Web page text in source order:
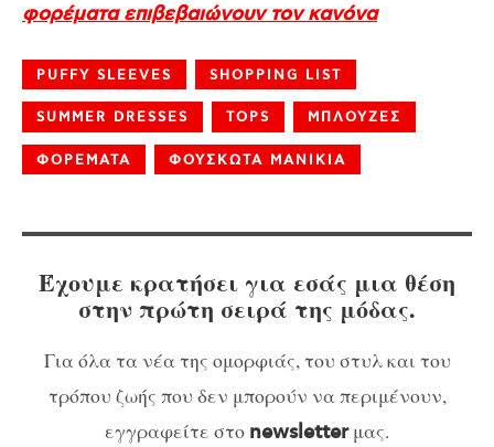
φορέματα επιβεβαιώνουν τον κανόνα
PUFFY SLEEVES SHOPPING LIST
SUMMER DRESSES TOPS ΜΠΛΟΥΖΕΣ
ΦΟΡΕΜΑΤΑ ΦΟΥΣΚΩΤΑ ΜΑΝΙΚΙΑ
Έχουμε κρατήσει για εσάς μια θέση
στην πρώτη σειρά της μόδας.
Για όλα τα νέα της ομορφιάς, του στυλ και του
τρόπου ζωής που δεν μπορούν να περιμένουν,
εγγραφείτε στο newsletterμας.